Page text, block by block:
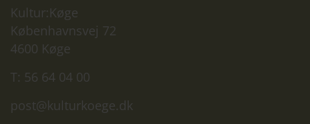
Kultur:Køge
Københavnsvej 72
4600 Køge
T: 56 64 04 00
post@kulturkoege.dk